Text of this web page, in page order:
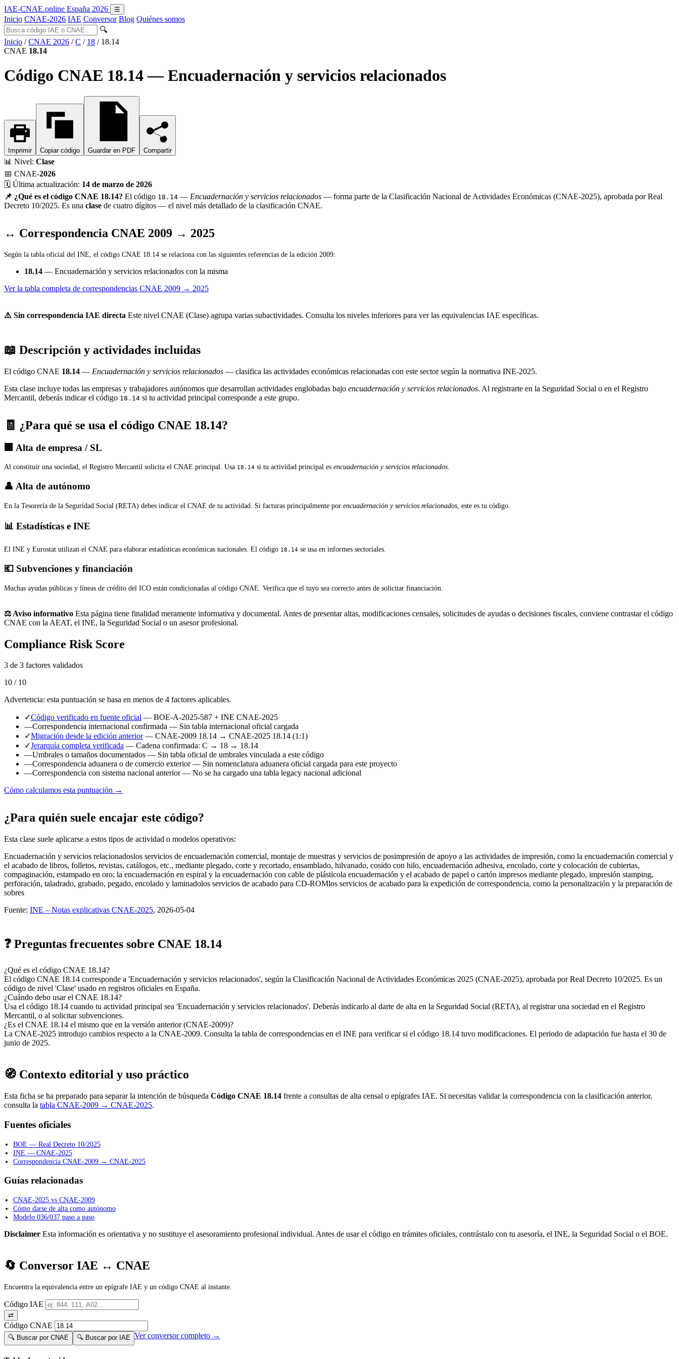
IAE-CNAE.online España 2026 ☰
Inicio CNAE-2026 IAE Conversor Blog Quiénes somos
🔍
Inicio / CNAE 2026 / C / 18 / 18.14
CNAE 18.14
Código CNAE 18.14 — Encuadernación y servicios relacionados
Imprimir Copiar código Guardar en PDF Compartir
📊 Nivel: Clase
📅 CNAE-2026
🗓️ Última actualización: 14 de marzo de 2026
📌 ¿Qué es el código CNAE 18.14? El código 18.14 — Encuadernación y servicios relacionados — forma parte de la Clasificación Nacional de Actividades Económicas (CNAE-2025), aprobada por Real
Decreto 10/2025. Es una clase de cuatro dígitos — el nivel más detallado de la clasificación CNAE.
↔ Correspondencia CNAE 2009 → 2025
Según la tabla oficial del INE, el código CNAE 18.14 se relaciona con las siguientes referencias de la edición 2009:
18.14 — Encuadernación y servicios relacionados con la misma
Ver la tabla completa de correspondencias CNAE 2009 → 2025
⚠️ Sin correspondencia IAE directa Este nivel CNAE (Clase) agrupa varias subactividades. Consulta los niveles inferiores para ver las equivalencias IAE específicas.
📖 Descripción y actividades incluidas
El código CNAE 18.14 — Encuadernación y servicios relacionados — clasifica las actividades económicas relacionadas con este sector según la normativa INE-2025.
Esta clase incluye todas las empresas y trabajadores autónomos que desarrollan actividades englobadas bajo encuadernación y servicios relacionados. Al registrarte en la Seguridad Social o en el Registro
Mercantil, deberás indicar el código 18.14 si tu actividad principal corresponde a este grupo.
🧾 ¿Para qué se usa el código CNAE 18.14?
🏢 Alta de empresa / SL
Al constituir una sociedad, el Registro Mercantil solicita el CNAE principal. Usa 18.14 si tu actividad principal es encuadernación y servicios relacionados.
👤 Alta de autónomo
En la Tesorería de la Seguridad Social (RETA) debes indicar el CNAE de tu actividad. Si facturas principalmente por encuadernación y servicios relacionados , este es tu código.
📊 Estadísticas e INE
El INE y Eurostat utilizan el CNAE para elaborar estadísticas económicas nacionales. El código 18.14 se usa en informes sectoriales.
💶 Subvenciones y financiación
Muchas ayudas públicas y líneas de crédito del ICO están condicionadas al código CNAE. Verifica que el tuyo sea correcto antes de solicitar financiación.
⚖️ Aviso informativo Esta página tiene finalidad meramente informativa y documental. Antes de presentar altas, modificaciones censales, solicitudes de ayudas o decisiones fiscales, conviene contrastar el código
CNAE con la AEAT, el INE, la Seguridad Social o un asesor profesional.
Compliance Risk Score
3 de 3 factores validados
10 / 10
Advertencia: esta puntuación se basa en menos de 4 factores aplicables.
✓Código verificado en fuente oficial — BOE-A-2025-587 + INE CNAE-2025
—Correspondencia internacional confirmada — Sin tabla internacional oficial cargada
✓Migración desde la edición anterior — CNAE-2009 18.14 → CNAE-2025 18.14 (1:1)
✓Jerarquía completa verificada — Cadena confirmada: C → 18 → 18.14
—Umbrales o tamaños documentados — Sin tabla oficial de umbrales vinculada a este código
—Correspondencia aduanera o de comercio exterior— Sin nomenclatura aduanera oficial cargada para este proyecto
—Correspondencia con sistema nacional anterior— No se ha cargado una tabla legacy nacional adicional
Cómo calculamos esta puntuación →
¿Para quién suele encajar este código?
Esta clase suele aplicarse a estos tipos de actividad o modelos operativos:
Encuadernación y servicios relacionadoslos servicios de encuadernación comercial, montaje de muestras y servicios de posimpresión de apoyo a las actividades de impresión, como la encuadernación comercial y
el acabado de libros, folletos, revistas, catálogos, etc., mediante plegado, corte y recortado, ensamblado, hilvanado, cosido con hilo, encuadernación adhesiva, encolado, corte y colocación de cubiertas,
compaginación, estampado en oro; la encuadernación en espiral y la encuadernación con cable de plásticola encuadernación y el acabado de papel o cartón impresos mediante plegado, impresión stamping,
perforación, taladrado, grabado, pegado, encolado y laminadolos servicios de acabado para CD-ROMlos servicios de acabado para la expedición de correspondencia, como la personalización y la preparación de
sobres
Fuente: INE – Notas explicativas CNAE-2025, 2026-05-04
❓ Preguntas frecuentes sobre CNAE 18.14
¿Qué es el código CNAE 18.14?
El código CNAE 18.14 corresponde a 'Encuadernación y servicios relacionados', según la Clasificación Nacional de Actividades Económicas 2025 (CNAE-2025), aprobada por Real Decreto 10/2025. Es un
código de nivel 'Clase' usado en registros oficiales en España.
¿Cuándo debo usar el CNAE 18.14?
Usa el código 18.14 cuando tu actividad principal sea 'Encuadernación y servicios relacionados'. Deberás indicarlo al darte de alta en la Seguridad Social (RETA), al registrar una sociedad en el Registro
Mercantil, o al solicitar subvenciones.
¿Es el CNAE 18.14 el mismo que en la versión anterior (CNAE-2009)?
La CNAE-2025 introdujo cambios respecto a la CNAE-2009. Consulta la tabla de correspondencias en el INE para verificar si el código 18.14 tuvo modificaciones. El periodo de adaptación fue hasta el 30 de
junio de 2025.
🧭 Contexto editorial y uso práctico
Esta ficha se ha preparado para separar la intención de búsqueda Código CNAE 18.14 frente a consultas de alta censal o epígrafes IAE. Si necesitas validar la correspondencia con la clasificación anterior,
consulta la tabla CNAE-2009 → CNAE-2025.
Fuentes oficiales
BOE — Real Decreto 10/2025
INE — CNAE-2025
Correspondencia CNAE-2009 → CNAE-2025
Guías relacionadas
CNAE-2025 vs CNAE-2009
Cómo darse de alta como autónomo
Modelo 036/037 paso a paso
Disclaimer Esta información es orientativa y no sustituye el asesoramiento profesional individual. Antes de usar el código en trámites oficiales, contrástalo con tu asesoría, el INE, la Seguridad Social o el BOE.
🔄 Conversor IAE ↔ CNAE
Encuentra la equivalencia entre un epígrafe IAE y un código CNAE al instante.
Código IAE
⇄
Código CNAE
🔍 Buscar por CNAE 🔍 Buscar por IAE Ver conversor completo →